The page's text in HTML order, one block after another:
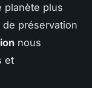
planète plus
préservation
nous
et